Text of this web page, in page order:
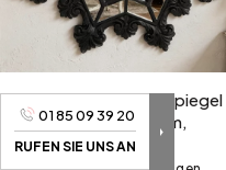
01 85 09 39 20
RUFEN SIE UNS AN
Achteckiger Barockspiegel
in Schneeflockenform,
schwarz matt